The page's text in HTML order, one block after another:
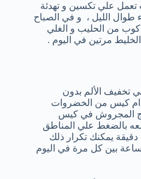
علي تكسين و تهدئة
طوال الليل ، و في الصباح
من الحليب و الغلي
مرتين في اليوم .
تخفيف الألم بدون
كيس من الخضروات
المجروش في كيس
بالضغط علي المناطق
المصابة علي ظهرك لمدة 10 – 15 دقيقة يمكنك تكرار ذلك
بين كل مرة في اليوم